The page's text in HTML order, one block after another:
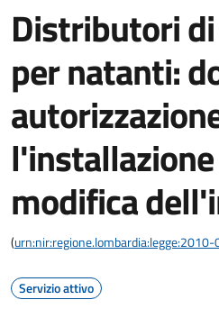
Distributori
per natanti:
modifica
(
Servizio attivo